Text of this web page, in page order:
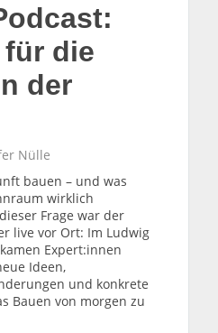
die
der
Nülle
bauen – und was
wirklich
Frage war der
live vor Ort: Im Ludwig
Expert:innen
Ideen,
und konkrete
Bauen von morgen zu